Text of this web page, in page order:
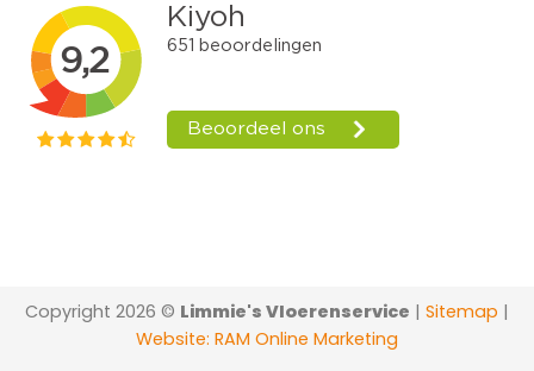
Copyright 2026 © Limmie's Vloerenservice | Sitemap |
Website: RAM Online Marketing